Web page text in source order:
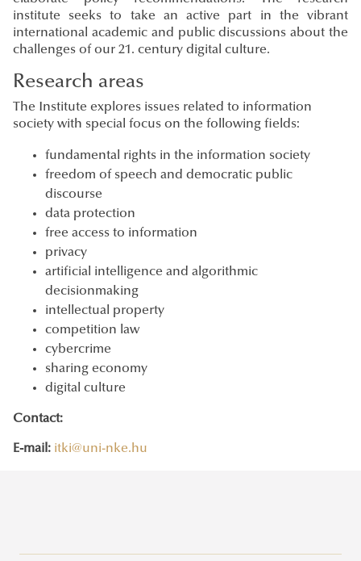
institute seeks to take an active part in the vibrant
international academic and public discussions about the
challenges of our 21. century digital culture.
Research areas
The Institute explores issues related to information
society with special focus on the following fields:
fundamental rights in the information society
freedom of speech and democratic public
discourse
data protection
free access to information
privacy
artificial intelligence and algorithmic
decisionmaking
intellectual property
competition law
cybercrime
sharing economy
digital culture
Contact:
E-mail: itki@uni-nke.hu